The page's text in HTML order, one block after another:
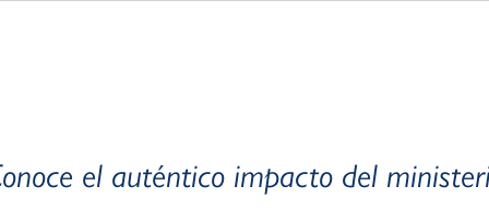
el auténtico impacto del